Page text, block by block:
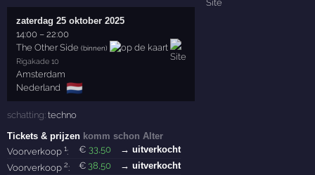
zaterdag 25 oktober 2025
14:00 –22:00
The Other Side (binnen)
Rigakade 10
Amsterdam
Nederland 🇳🇱
schatting:techno
Tickets & prijzen komm schon Alter
Voorverkoop1: € 33 ,50
→ uitverkocht
Voorverkoop2: € 38 ,50
→ uitverkocht